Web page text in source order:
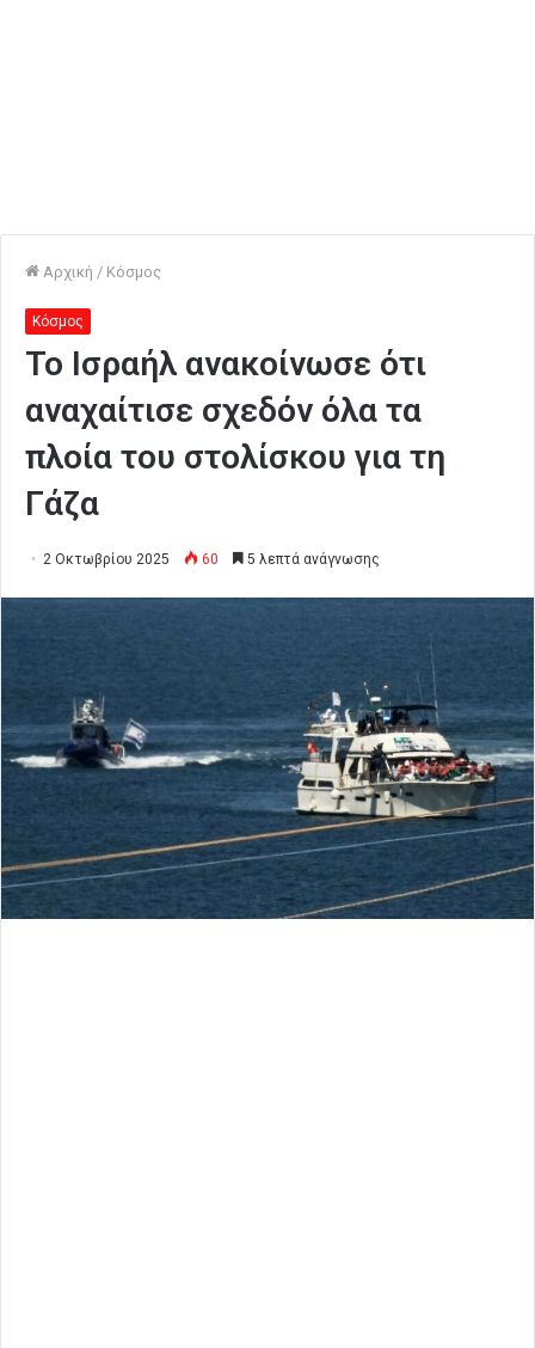
Αρχική / Κόσμος
Κόσμος
Το Ισραήλ ανακοίνωσε ότι
αναχαίτισε σχεδόν όλα τα
πλοία του στολίσκου για τη
Γάζα
2 Οκτωβρίου 2025 60 5 λεπτά ανάγνωσης